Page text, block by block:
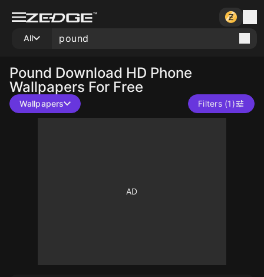
All
Pound Download HD Phone
Wallpapers For Free
Wallpapers Filters (1)
10